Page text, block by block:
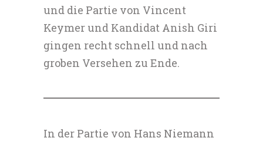
und die Partie von Vincent
Keymer und Kandidat Anish Giri
gingen recht schnell und nach
groben Versehen zu Ende.
In der Partie von Hans Niemann